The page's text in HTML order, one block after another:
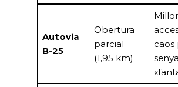
Autovia
B-25
Obertura
parcial
(1,95 km)
caos